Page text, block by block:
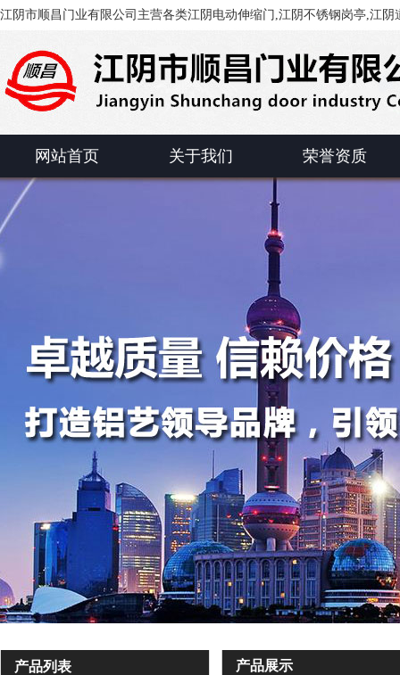
江阴市顺昌门业有限公司主营各类江阴电动伸缩门,江阴不锈钢岗亭,江
网站首页 关于我们 荣誉资质
产品列表 产品展示